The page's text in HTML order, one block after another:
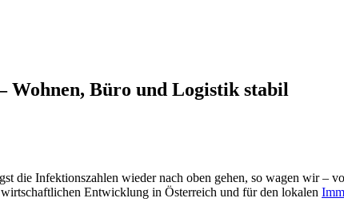
Büro und Logistik stabil
die Infektionszahlen wieder nach oben gehen, so wagen wir –
Entwicklung in Österreich und für den lokalen